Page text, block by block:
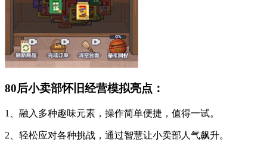
80后小卖部怀旧经营模拟亮点：
1、融入多种趣味元素，操作简单便捷，值得一试。
2、轻松应对各种挑战，通过智慧让小卖部人气飙升。